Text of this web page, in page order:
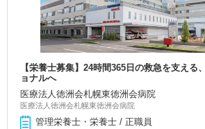
【栄養士募集】24時間365日の救急を支える
ョナルへ
医療法人徳洲会札幌東徳洲会病院
医療法人徳洲会札幌東徳洲会病院
管理栄養士・栄養士 / 正職員